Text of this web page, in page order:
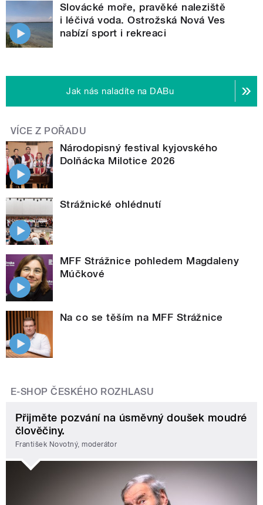
Slovácké moře, pravěké naleziště
i léčivá voda. Ostrožská Nová Ves
nabízí sport i rekreaci
Jak nás naladíte na DABu
VÍCE Z POŘADU
Národopisný festival kyjovského
Dolňácka Milotice 2026
Strážnické ohlédnutí
MFF Strážnice pohledem Magdaleny
Múčkové
Na co se těším na MFF Strážnice
E-SHOP ČESKÉHO ROZHLASU
Přijměte pozvání na úsměvný doušek moudré
člověčiny.
František Novotný, moderátor